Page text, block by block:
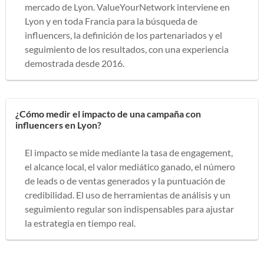
mercado de Lyon. ValueYourNetwork interviene en
Lyon y en toda Francia para la búsqueda de
influencers, la definición de los partenariados y el
seguimiento de los resultados, con una experiencia
demostrada desde 2016.
¿Cómo medir el impacto de una campaña con
influencers en Lyon?
El impacto se mide mediante la tasa de engagement,
el alcance local, el valor mediático ganado, el número
de leads o de ventas generados y la puntuación de
credibilidad. El uso de herramientas de análisis y un
seguimiento regular son indispensables para ajustar
la estrategia en tiempo real.